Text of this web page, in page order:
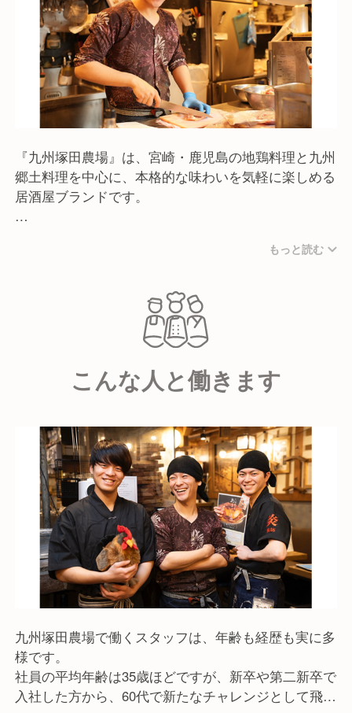
『九州塚田農場』は、宮崎・鹿児島の地鶏料理と九州
郷土料理を中心に、本格的な味わいを気軽に楽しめる
居酒屋ブランドです。
鶏場の名称をそのまま屋号にしたものです。
所でお手頃な価格で楽しんでいただけるようにしたい
——そんな想いから始まりました。
2007年に「宮崎県日南市塚田農場」ブランドとして
出店を開始し、その後「鹿児島県霧島市 塚田農場」
も加わり、現在では全国に多数の店舗を展開していま
看板商品は、みやざき地頭鶏や黒さつま鶏などの地鶏
を使った炭火焼きです。
ジューシーで香ばしい地鶏の炭火焼きは、一度食べた
ら忘れられない味わいをお客様に届けています。
また、鶏料理以外にも、九州各地の郷土料理や新鮮な
野菜料理、こだわりの焼酎など、九州の魅力をまるご
と感じられるラインナップを揃えています。
おかげさまで当ブランドは多くの方々にご支持をいた
だき、どのお店も人気店といえるようになったと思い
ます。
これからも獲れたての素材と自慢の郷土料理を持ち寄
って、宮崎・鹿児島の美味しいものを元気に伝えてま
いります。
もっと読む
こんな人と働きます
九州塚田農場で働くスタッフは、年齢も経歴も実に多
様です。
社員の平均年齢は35歳ほどですが、新卒や第二新卒で
入社した方から、60代で新たなチャレンジとして飛び